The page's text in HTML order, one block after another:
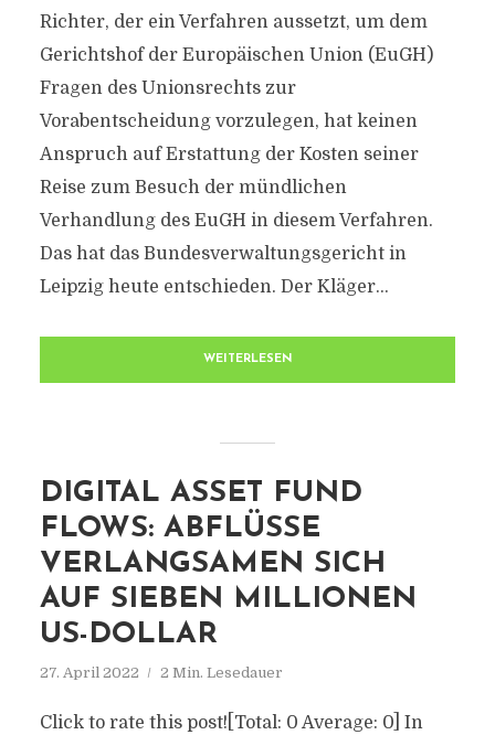
Richter, der ein Verfahren aussetzt, um dem
Gerichtshof der Europäischen Union (EuGH)
Fragen des Unionsrechts zur
Vorabentscheidung vorzulegen, hat keinen
Anspruch auf Erstattung der Kosten seiner
Reise zum Besuch der mündlichen
Verhandlung des EuGH in diesem Verfahren.
Das hat das Bundesverwaltungsgericht in
Leipzig heute entschieden. Der Kläger...
WEITERLESEN
DIGITAL ASSET FUND
FLOWS: ABFLÜSSE
VERLANGSAMEN SICH
AUF SIEBEN MILLIONEN
US-DOLLAR
27. April 2022 2 Min. Lesedauer
Click to rate this post![Total: 0 Average: 0] In